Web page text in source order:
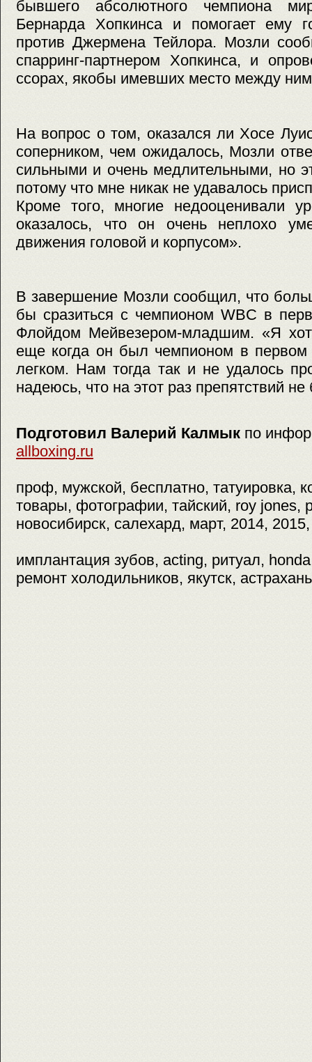
бывшего абсолютного чемпиона
Бернарда Хопкинса и помогает ему
против Джермена Тейлора. Мозли
спарринг-партнером Хопкинса, и
ссорах, якобы имевших место между
На вопрос о том, оказался ли Хосе
соперником, чем ожидалось, Мозли
сильными и очень медлительными, но
потому что мне никак не удавалось
Кроме того, многие недооценивали
оказалось, что он очень неплохо
движения головой и корпусом».
В завершение Мозли сообщил, что
бы сразиться с чемпионом WBC в
Флойдом Мейвезером-младшим. «Я
еще когда он был чемпионом в
легком. Нам тогда так и не удалось
надеюсь, что на этот раз препятствий не
Подготовил Валерий Калмык по
allboxing.ru
проф, мужской, бесплатно, татуировка,
товары, фотографии, тайский, roy jones,
новосибирск, салехард, март, 2014,
имплантация зубов, acting, ритуал,
ремонт холодильников, якутск,